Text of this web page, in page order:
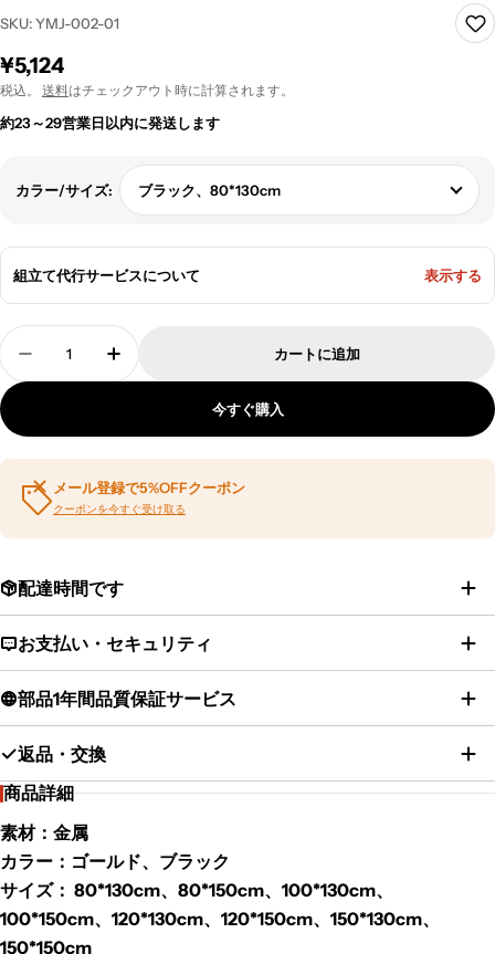
SKU:YMJ-002-01
通
常
価
¥5,124
税込。 送料はチェックアウト時に計算されます。
約23～29営業日以内に発送します
カラー/サイズ: ブラック、80*130cm
組立て代行サービスについて 表示する
数
量
ハンガーラック コートハンガー タイルハンガー
ハンガーラック コートハンガー タイル
カートに追加
今すぐ購入
メール登録で5%OFFクーポン
クーポンを今すぐ受け取る
配達時間です
お支払い・セキュリティ
部品1年間品質保証サービス
返品・交換
商品詳細
素材：金属
カラー：ゴールド、ブラック
サイズ： 80*130cm、80*150cm、100*130cm、
100*150cm、120*130cm、120*150cm、150*130cm、
150*150cm